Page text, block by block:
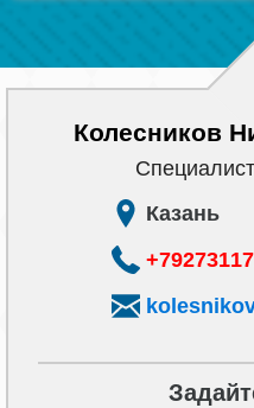
Колесников
Казань